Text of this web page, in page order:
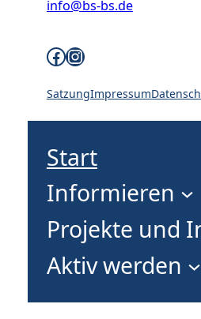
info@bs-bs.de
Facebook-Profil
Instagram-Profil
SatzungImpressum
Start
Informieren
Projekte und
Aktiv werden